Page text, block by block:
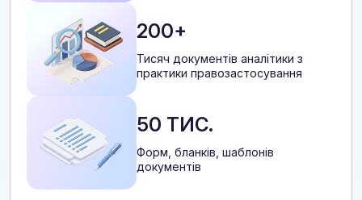
200+
Тисяч документів аналітики з
практики правозастосування
50 ТИС.
Форм, бланків, шаблонів
документів